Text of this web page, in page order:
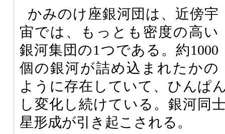
かみのけ座銀河団は、近傍宇
宙では、もっとも密度の高い
銀河集団の1つである。約1000
個の銀河が詰め込まれたかの
ように存在していて、ひんぱ
し変化し続けている。銀河同
星形成が引き起こされる。